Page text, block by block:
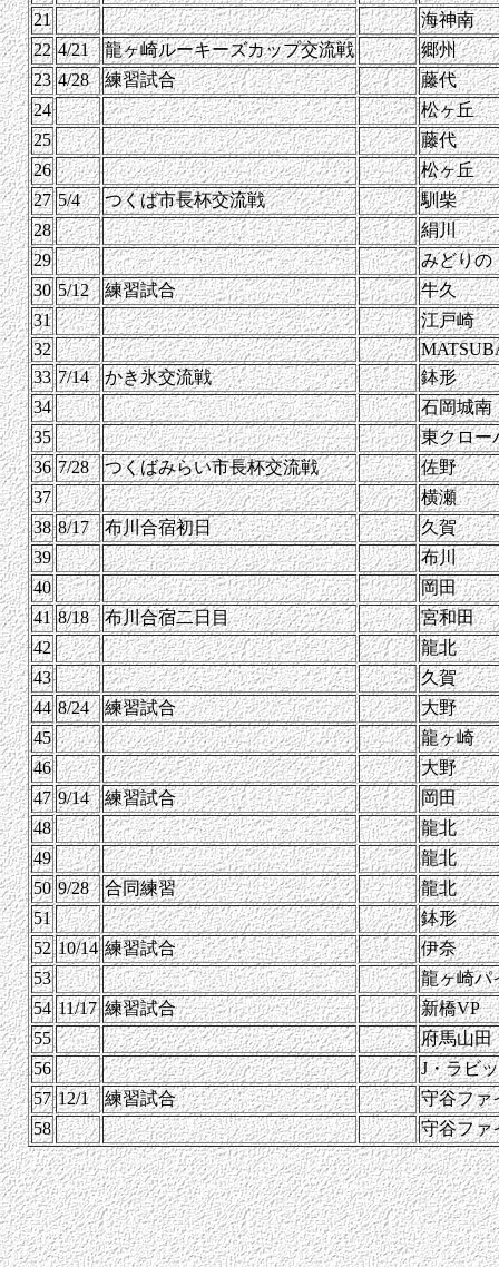
21
海神南
22 4/21 龍ヶ崎ルーキーズカップ交流戦
郷州
23 4/28 練習試合
藤代
24
松ヶ丘
25
藤代
26
松ヶ丘
27 5/4 つくば市長杯交流戦
馴柴
28
絹川
29
みどりの
30 5/12 練習試合
牛久
31
江戸崎
32
33 7/14 かき氷交流戦
鉢形
34
石岡城南
35
東クロー
36 7/28 つくばみらい市長杯交流戦
佐野
37
横瀬
38 8/17 布川合宿初日
久賀
39
布川
40
岡田
41 8/18 布川合宿二日目
宮和田
42
龍北
43
久賀
44 8/24 練習試合
大野
45
龍ヶ崎
46
大野
47 9/14 練習試合
岡田
48
龍北
49
龍北
50 9/28 合同練習
龍北
51
鉢形
52 10/14 練習試合
伊奈
53
龍ヶ崎パ
54 11/17 練習試合
新橋VP
55
府馬山田
56
J・ラビ
57 12/1 練習試合
守谷ファ
58
守谷ファ